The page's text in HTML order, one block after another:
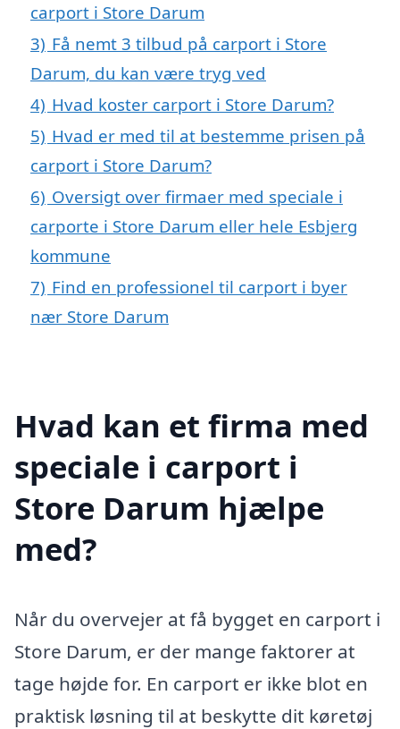
carport i Store Darum
3) Få nemt 3 tilbud på carport i Store
Darum, du kan være tryg ved
4) Hvad koster carport i Store Darum?
5) Hvad er med til at bestemme prisen på
carport i Store Darum?
6) Oversigt over firmaer med speciale i
carporte i Store Darum eller hele Esbjerg
kommune
7) Find en professionel til carport i byer
nær Store Darum
Hvad kan et firma med
speciale i carport i
Store Darum hjælpe
med?
Når du overvejer at få bygget en carport i
Store Darum, er der mange faktorer at
tage højde for. En carport er ikke blot en
praktisk løsning til at beskytte dit køretøj